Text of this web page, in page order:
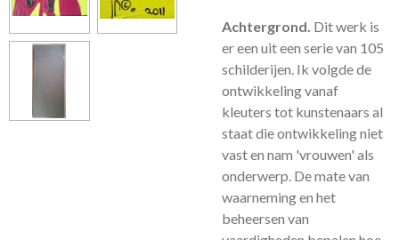
Achtergrond. Dit werk is
er een uit een serie van 105
schilderijen. Ik volgde de
ontwikkeling vanaf
kleuters tot kunstenaars al
staat die ontwikkeling niet
vast en nam 'vrouwen' als
onderwerp. De mate van
waarneming en het
beheersen van